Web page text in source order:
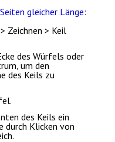
gleicher Länge:
Zeichnen > Keil
des Würfels oder
, umden
des Keils zu
.
des Keils ein
durch Klicken von